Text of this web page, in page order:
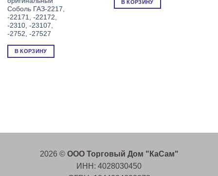
Соболь ГАЗ-2217,
-22171, -22172,
-2310, -23107,
-2752, -27527
В КОРЗИНУ
В КОРЗИНУ
2026 © ООО Торговый Дом "КаСам"
ИНН: 4028030450